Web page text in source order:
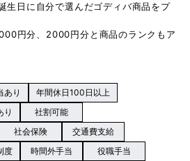
生日に自分で選んだゴディバ商品をプ
円分、2000円分と商品のランクもア
あり
年間休日100日以上
り
社割可能
社会保険
交通費支給
度 時間外手当 役職手当